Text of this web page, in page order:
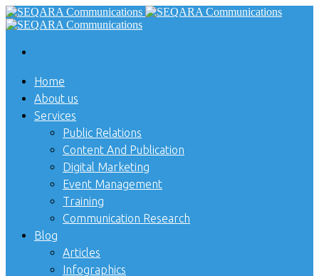
Home
About us
Services
Public Relations
Content And Publication
Digital Marketing
Event Management
Training
Communication Research
Blog
Articles
Infographics